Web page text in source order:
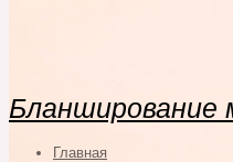
Главная